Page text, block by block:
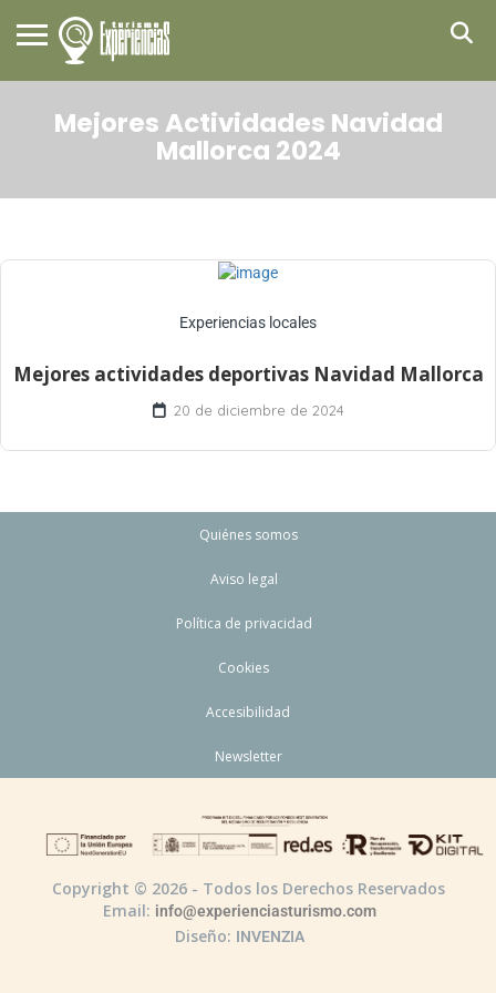
Mejores Actividades Navidad
Mallorca 2024
Experiencias locales
Mejores actividades deportivas Navidad Mallorca
20 de diciembre de 2024
Quiénes somos
Aviso legal
Política de privacidad
Cookies
Accesibilidad
Newsletter
Copyright © 2026 - Todos los Derechos Reservados
Email: info@experienciasturismo.com
Diseño: INVENZIA